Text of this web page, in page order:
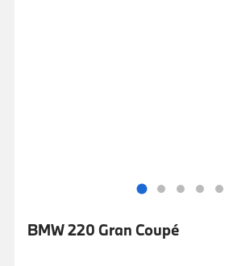
BMW 220 Gran Coupé